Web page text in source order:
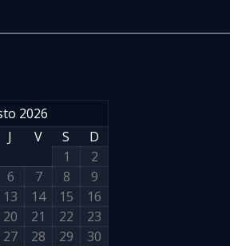
2026
J V S
D
1
2
6 7 8
9
13 14 15
16
20 21 22
23
27 28 29
30